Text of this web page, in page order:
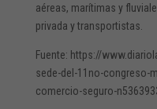
aéreas, marítimas y
privada y transportistas.
Fuente: https://
sede-del-11no-congreso-
comercio-seguro-